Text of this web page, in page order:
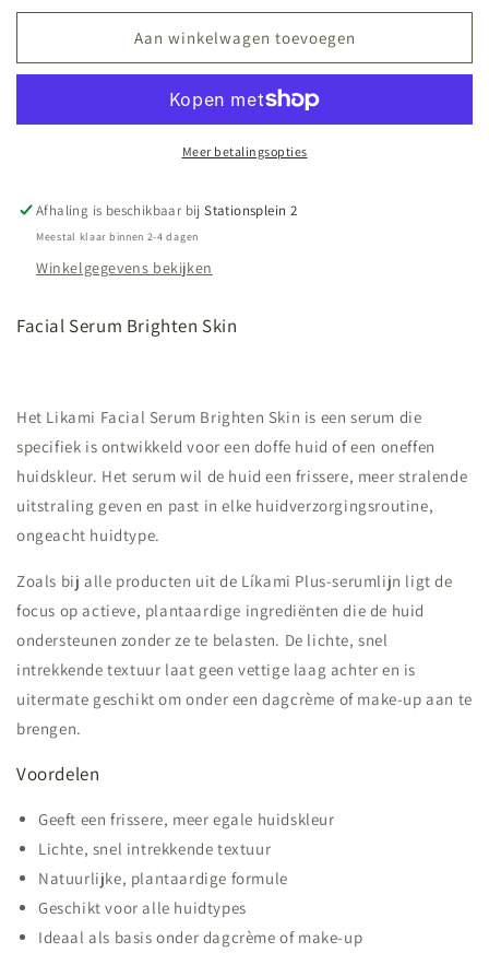
voor
SERUM
voor
FACIAL
SERUM
SKIN
Aan winkelwagen toevoegen
Meer betalingsopties
Afhaling is beschikbaar bijStationsplein 2
Meestal klaar binnen 2-4 dagen
Winkelgegevens bekijken
Facial Serum Brighten Skin
Het Likami Facial Serum Brighten Skin is een serum die
specifiek is ontwikkeld voor een doffe huid of een oneffen
huidskleur. Het serum wil de huid een frissere, meer stralende
uitstraling geven en past in elke huidverzorgingsroutine,
ongeacht huidtype.
Zoals bij alle producten uit de Líkami Plus-serumlijn ligt de
focus op actieve, plantaardige ingrediënten die de huid
ondersteunen zonder ze te belasten. De lichte, snel
intrekkende textuur laat geen vettige laag achter en is
uitermate geschikt om onder een dagcrème of make-up aan te
brengen.
Voordelen
Geeft een frissere, meer egale huidskleur
Lichte, snel intrekkende textuur
Natuurlijke, plantaardige formule
Geschikt voor alle huidtypes
Ideaal als basis onder dagcrème of make-up